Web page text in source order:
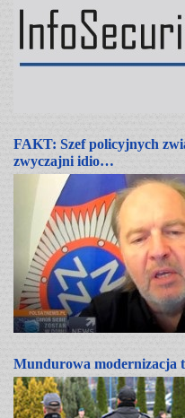
FAKT: Szef policyjnych
zwyczajni idio…
Mundurowa modernizacja